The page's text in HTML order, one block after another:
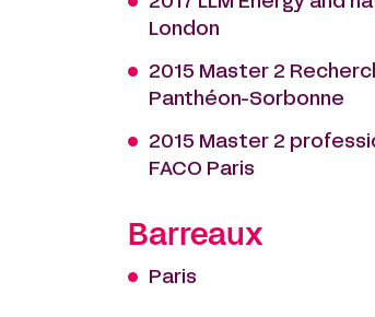
London
2015 Master 2
Panthéon-Sorbonne
2015 Master 2
FACO Paris
Barreaux
Paris